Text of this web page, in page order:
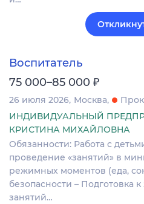
Воспитатель
75 000–85 000 ₽
26 июля 2026 Москва
ИНДИВИДУАЛЬНЫЙ
КРИСТИНА МИХАЙЛОВНА
Обязанности: Работа с
проведение «занятий» в
режимных моментов (еда,
безопасности – Подготовка
занятий…